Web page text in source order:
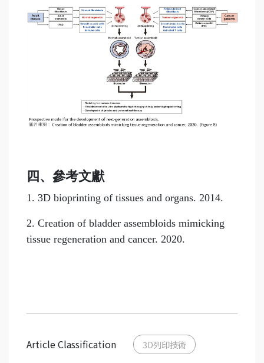
四、參考文獻
1. 3D bioprinting of tissues and organs. 2014.
2. Creation of bladder assembloids mimicking
tissue regeneration and cancer. 2020.
Article Classification 3D列印技術